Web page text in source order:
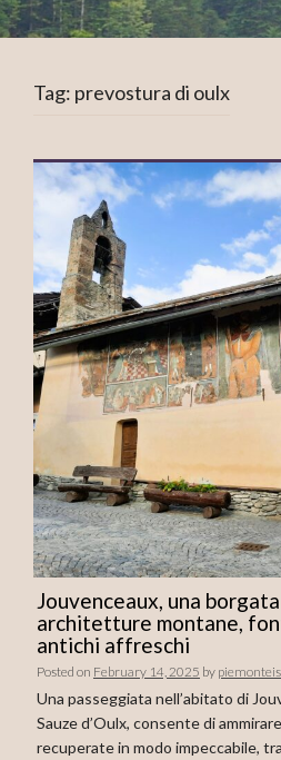
Tag: prevostura di oulx
Jouvenceaux, una
architetture montane,
antichi affreschi
Posted on February 14, 2025 by
Una passeggiata nell’abitato di
Sauze d’Oulx, consente di
recuperate in modo impeccabile,